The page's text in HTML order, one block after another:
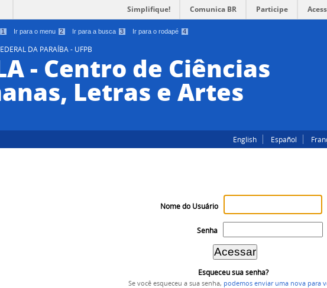
1 Ir para o menu 2 Ir para a busca 3 Ir para o rodapé 4
Simplifique! Comunica BR Participe
DA PARAÍBA - UFPB
- Centro de Ciências
Letras e Artes
English Español
Nome do Usuário
Senha
Esqueceu sua senha?
Se você esqueceu a sua senha, podemos enviar uma nova para